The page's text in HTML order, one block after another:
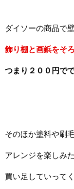
ダイソーの商品で
飾り棚と画鋲をそ
つまり２００円で
そのほか塗料や刷
アレンジを楽しみ
買い足していって